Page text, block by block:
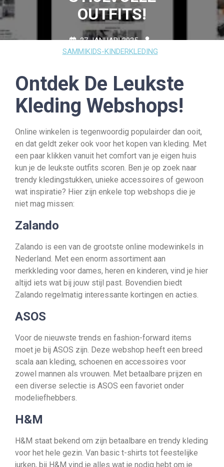
OUTFITS!
27 JANUARI 2025
SAMMIKIDS-KINDERKLEDING
Ontdek De Leukste
Kleding Webshops!
Online winkelen is tegenwoordig populairder dan ooit,
en dat geldt zeker ook voor het kopen van kleding. Met
een paar klikken vanuit het comfort van je eigen huis
kun je de leukste outfits scoren. Ben je op zoek naar
trendy kledingstukken, unieke accessoires of gewoon
wat inspiratie? Hier zijn enkele top webshops die je
niet mag missen:
Zalando
Zalando is een van de grootste online modewinkels in
Nederland. Met een enorm assortiment aan
merkkleding voor dames, heren en kinderen, vind je hier
altijd iets wat bij jouw stijl past. Bovendien biedt
Zalando regelmatig interessante kortingen en acties.
ASOS
Voor de nieuwste trends en fashion-forward items
moet je bij ASOS zijn. Deze webshop heeft een breed
scala aan kleding, schoenen en accessoires voor
zowel mannen als vrouwen. Met betaalbare prijzen en
een diverse selectie is ASOS een favoriet onder
modeliefhebbers.
H&M
H&M staat bekend om zijn betaalbare en trendy kleding
voor het hele gezin. Van basic t-shirts tot feestelijke
jurken, bij H&M vind je alles wat je nodig hebt om je